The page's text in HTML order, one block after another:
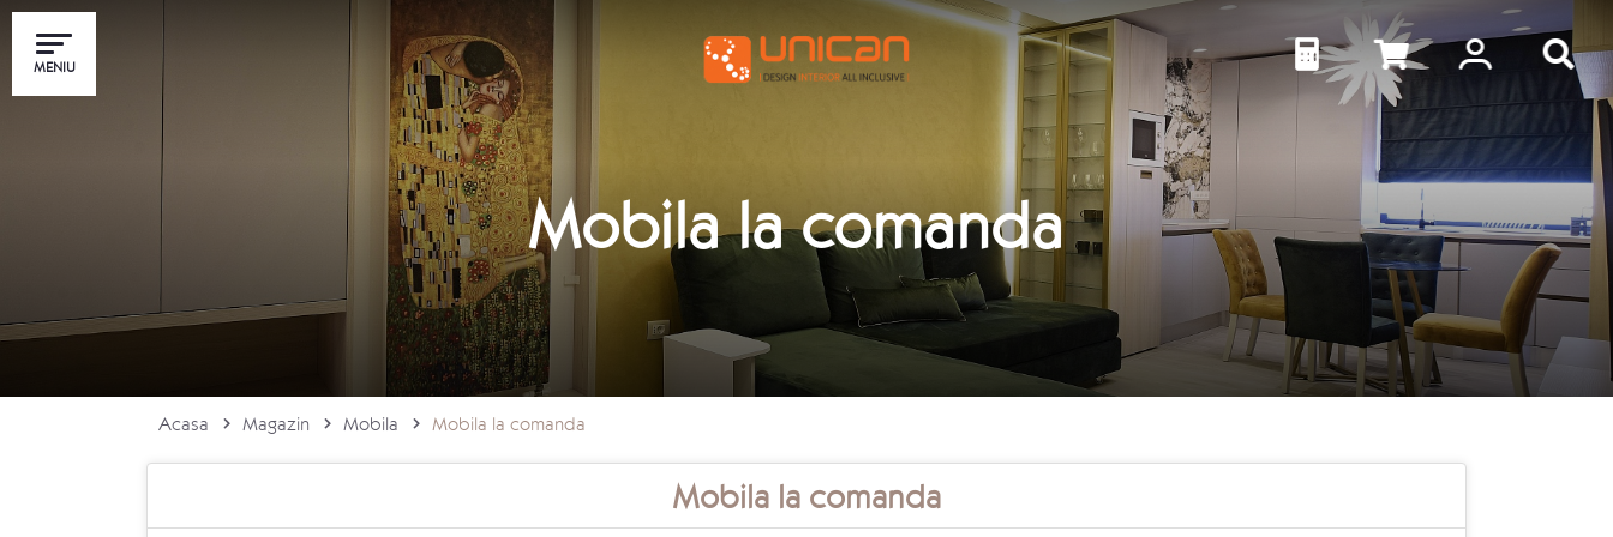
MENIU
Mobila la comanda
Acasa Magazin Mobila Mobila la comanda
Mobila la comanda